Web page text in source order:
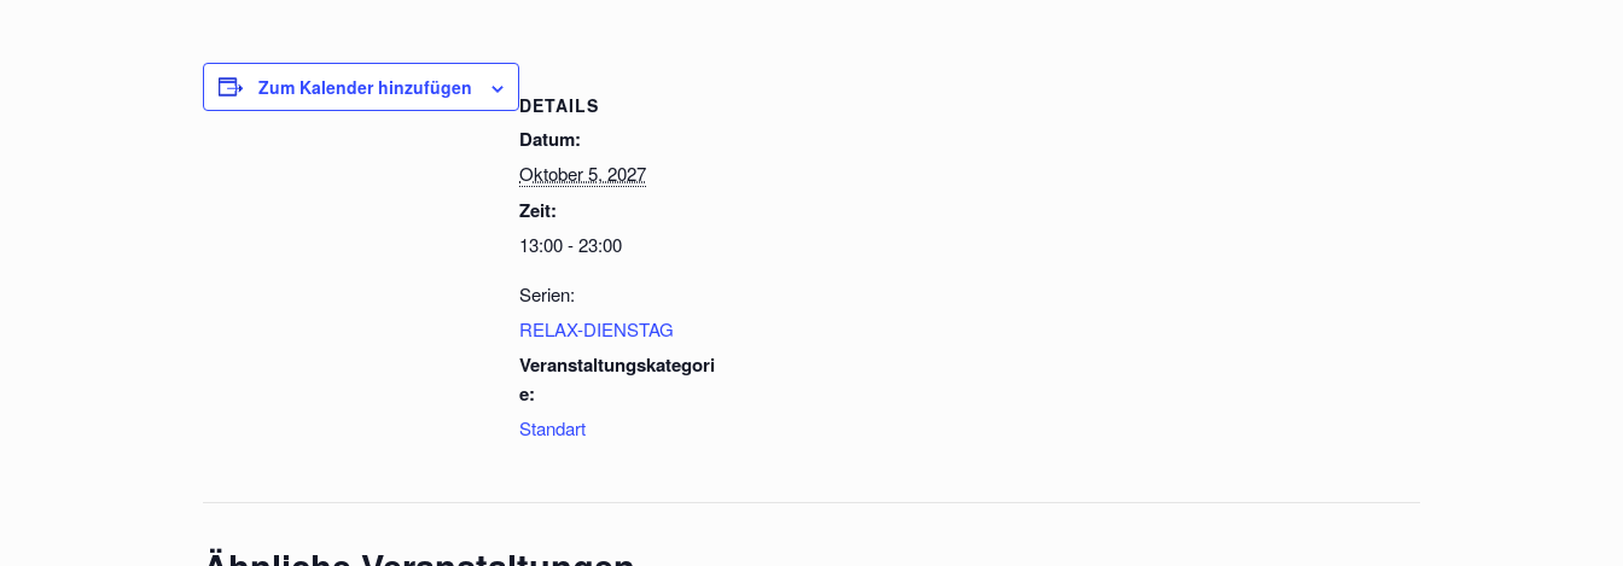
Zum Kalender hinzufügen
DETAILS
Datum:
Oktober 5, 2027
Zeit:
13:00 - 23:00
Serien:
RELAX-DIENSTAG
Veranstaltungskategori
e:
Standart